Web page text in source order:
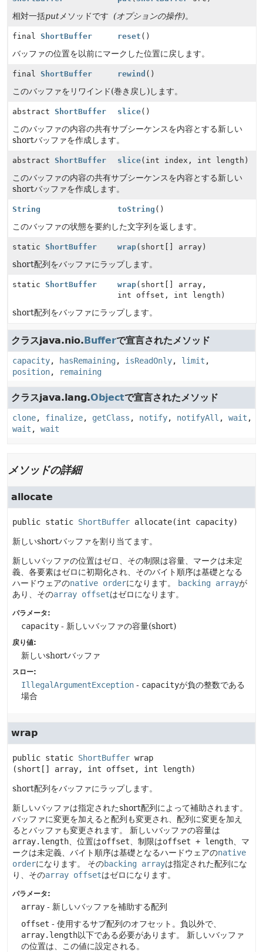
相対一括put メソッドです (オプションの操作)。
final ShortBuffer reset ()
バッファの位置を以前にマークした位置に戻します。
final ShortBuffer rewind ()
このバッファをリワインド(巻き戻し)します。
abstract ShortBuffer slice()
このバッファの内容の共有サブシーケンスを内容とする新しい
shortバッファを作成します。
abstract ShortBuffer slice(int index, int length)
このバッファの内容の共有サブシーケンスを内容とする新しい
shortバッファを作成します。
String toString ()
このバッファの状態を要約した文字列を返します。
static ShortBuffer wrap(short[] array)
short配列をバッファにラップします。
static ShortBuffer wrap(short[] array,
int offset, int length)
short配列をバッファにラップします。
クラスjava.nio.Bufferで宣言されたメソッド
capacity, hasRemaining, isReadOnly, limit ,
position, remaining
クラスjava.lang.Objectで宣言されたメソッド
clone, finalize, getClass , notify, notifyAll , wait ,
wait , wait
メソッドの詳細
allocate
public static ShortBuffer allocate(int capacity)
新しいshortバッファを割り当てます。
新しいバッファの位置はゼロ、その制限は容量、マークは未定
義、各要素はゼロに初期化され、そのバイト順序は基礎となる
ハードウェアのnative orderになります。 backing arrayが
あり、そのarray offsetはゼロになります。
パラメータ:
capacity - 新しいバッファの容量(short)
戻り値:
新しいshortバッファ
スロー:
IllegalArgumentException - capacityが負の整数である
場合
wrap
public static ShortBuffer wrap
(short[] array, int offset, int length)
short配列をバッファにラップします。
新しいバッファは指定されたshort配列によって補助されます。
バッファに変更を加えると配列も変更され、配列に変更を加え
るとバッファも変更されます。
新しいバッファの容量は
array.length 、位置はoffset 、制限はoffset + length 、マ
ークは未定義、バイト順序は基礎となるハードウェアのnative
orderになります。 そのbacking arrayは指定された配列にな
り、そのarray offsetはゼロになります。
パラメータ:
array - 新しいバッファを補助する配列
offset - 使用するサブ配列のオフセット。負以外で、
array.length以下である必要があります。
新しいバッファ
の位置は、この値に設定される。